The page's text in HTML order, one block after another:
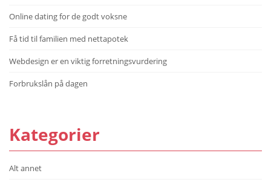
Online dating for de godt voksne
Få tid til familien med nettapotek
Webdesign er en viktig forretningsvurdering
Forbrukslån på dagen
Kategorier
Alt annet